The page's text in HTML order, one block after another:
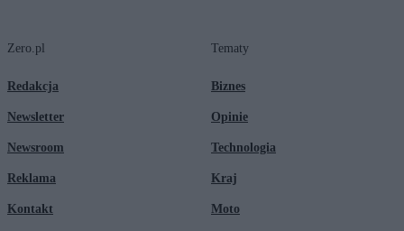
Zero.pl
Redakcja
Newsletter
Newsroom
Reklama
Kontakt
Tematy
Biznes
Opinie
Technologia
Kraj
Moto